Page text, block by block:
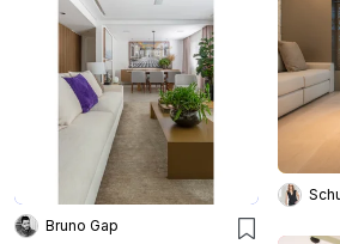
Bruno Gap